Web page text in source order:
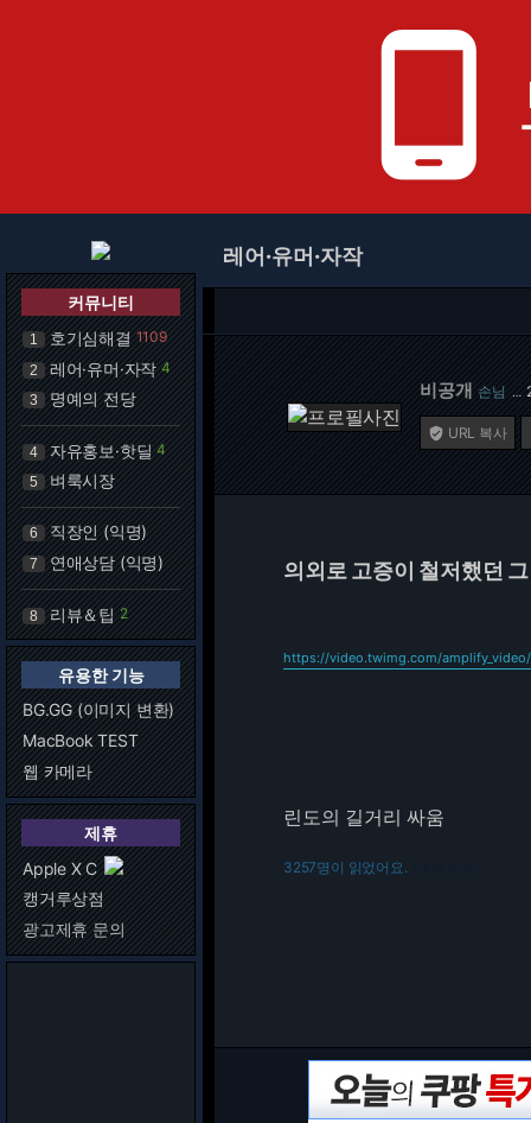
phone_android
커뮤니티
1 호기심해결 1109
2 레어·유머·자작 4
3 명예의 전당
4 자유홍보·핫딜 4
5 벼룩시장
6 직장인 (익명)
7 연애상담 (익명)
8 리뷰＆팁 2
유용한 기능
BG.GG (이미지 변환)
MacBook TEST
웹 카메라
제휴
Apple X C
캥거루상점
광고제휴 문의
레어·유머·자작
비공개 손님 …
 URL 복사
의외로 고증이 철저했던
https://video.twimg.com/
린도의 길거리 싸움
3257명이 읽었어요.